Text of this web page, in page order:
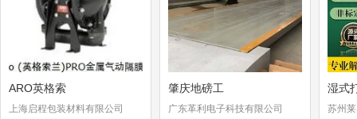
ARO英格索
上海启程包装材料有限公司
肇庆地磅工
广东革利电子科技有限公司
湿式
苏州